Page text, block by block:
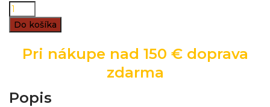
Do košíka
Pri nákupe nad 150 € doprava
zdarma
Popis